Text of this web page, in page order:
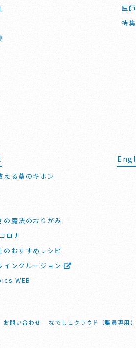
医
特
える薬のキホン
の魔法のおりがみ
ロナ
のおすすめレシピ
インクルージョン
WEB
お問い合わせ なでしこクラウド（職員専用）